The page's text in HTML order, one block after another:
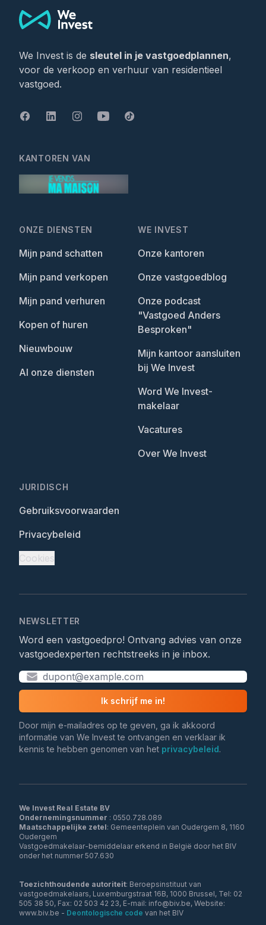
We Invest is de sleutel in je vastgoedplannen,
voor de verkoop en verhuur van residentieel
vastgoed.
ONZE DIENSTEN
Mijn pand schatten
Mijn pand verkopen
Mijn pand verhuren
Kopen of huren
Nieuwbouw
Al onze diensten
WE INVEST
Onze kantoren
Onze vastgoedblog
Onze podcast
"Vastgoed Anders
Besproken"
Mijn kantoor aansluiten
bij We Invest
Word We Invest-
makelaar
Vacatures
Over We Invest
JURIDISCH
Gebruiksvoorwaarden
Privacybeleid
Cookies
KANTOREN VAN
NEWSLETTER
Word een vastgoedpro! Ontvang advies van onze
vastgoedexperten rechtstreeks in je inbox.
Ik schrijf me in!
Door mijn e-mailadres op te geven, ga ik akkoord
informatie van We Invest te ontvangen en verklaar ik
kennis te hebben genomen van het privacybeleid.
We Invest Real Estate BV
Ondernemingsnummer
Maatschappelijke zetel: Gemeenteplein van Oudergem 8, 1160
Oudergem
Vastgoedmakelaar-bemiddelaar erkend in België door het BIV
onder het nummer 507.630
Toezichthoudende autoriteit: Beroepsinstituut van
vastgoedmakelaars, Luxemburgstraat 16B, 1000 Brussel, Tel: 02
505 38 50, Fax: 02 503 42 23, E-mail: info@biv.be, Website:
www.biv.be - Deontologische code van het BIV